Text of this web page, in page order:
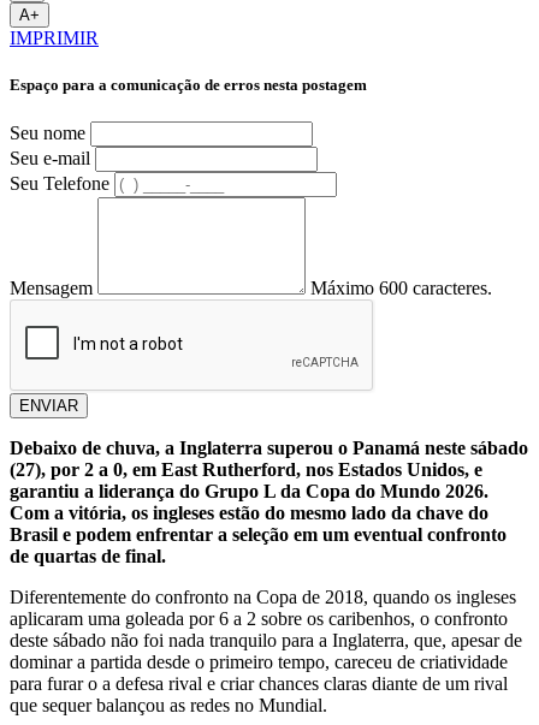
A+
IMPRIMIR
Espaço para a comunicação de erros nesta postagem
Seu nome
Seu e-mail
Seu Telefone
Mensagem Máximo 600 caracteres.
ENVIAR
Debaixo de chuva, a Inglaterra superou o Panamá neste sábado
(27), por 2 a 0, em East Rutherford, nos Estados Unidos, e
garantiu a liderança do Grupo L da Copa do Mundo 2026.
Com a vitória, os ingleses estão do mesmo lado da chave do
Brasil e podem enfrentar a seleção em um eventual confronto
de quartas de final.
Diferentemente do confronto na Copa de 2018, quando os ingleses
aplicaram uma goleada por 6 a 2 sobre os caribenhos, o confronto
deste sábado não foi nada tranquilo para a Inglaterra, que, apesar de
dominar a partida desde o primeiro tempo, careceu de criatividade
para furar o a defesa rival e criar chances claras diante de um rival
que sequer balançou as redes no Mundial.